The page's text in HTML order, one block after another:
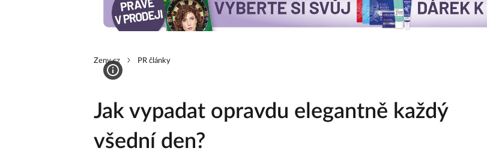
Zeny.cz PR články
Jak vypadat opravdu elegantně každý
všední den?